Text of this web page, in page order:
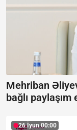
Mehriban
bağlı paylaşım
26 İyun 00:00